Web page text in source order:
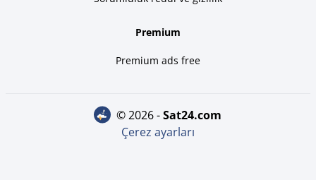
Premium
Premium ads free
© 2026 - sat24.com
Çerez ayarları